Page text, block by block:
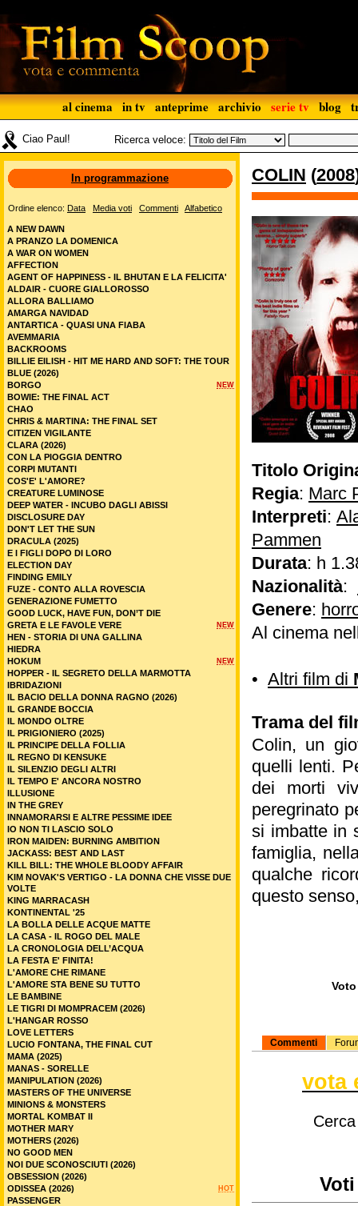
al cinema in tv anteprime archivio serie tv blog
Ciao Paul! Ricerca veloce:
COLIN (2008
Titolo
Regia: Marc
Interpreti:
Pammen
Durata: h
Nazionalità:
Genere:
Al cinema
• Altri film di
Trama del
Colin, un
quelli lenti.
dei morti
peregrinato
si imbatte in
famiglia,
qualche
questo
Commenti
vota
In programmazione
Ordine elenco: Data Media voti Commenti Alfabetico
A NEW DAWN
A PRANZO LA DOMENICA
A WAR ON WOMEN
AFFECTION
AGENT OF HAPPINESS - IL BHUTAN E LA FELICITA'
ALDAIR - CUORE GIALLOROSSO
ALLORA BALLIAMO
AMARGA NAVIDAD
ANTARTICA - QUASI UNA FIABA
AVEMMARIA
BACKROOMS
BILLIE EILISH - HIT ME HARD AND SOFT: THE TOUR
BLUE (2026)
NEW
BORGO
BOWIE: THE FINAL ACT
CHAO
CHRIS & MARTINA: THE FINAL SET
CITIZEN VIGILANTE
CLARA (2026)
CON LA PIOGGIA DENTRO
CORPI MUTANTI
COS'E' L'AMORE?
CREATURE LUMINOSE
DEEP WATER - INCUBO DAGLI ABISSI
DISCLOSURE DAY
DON'T LET THE SUN
DRACULA (2025)
E I FIGLI DOPO DI LORO
ELECTION DAY
FINDING EMILY
FUZE - CONTO ALLA ROVESCIA
GENERAZIONE FUMETTO
GOOD LUCK, HAVE FUN, DON’T DIE
NEW
GRETA E LE FAVOLE VERE
HEN - STORIA DI UNA GALLINA
HIEDRA
NEW
HOKUM
HOPPER - IL SEGRETO DELLA MARMOTTA
IBRIDAZIONI
IL BACIO DELLA DONNA RAGNO (2026)
IL GRANDE BOCCIA
IL MONDO OLTRE
IL PRIGIONIERO (2025)
IL PRINCIPE DELLA FOLLIA
IL REGNO DI KENSUKE
IL SILENZIO DEGLI ALTRI
IL TEMPO E' ANCORA NOSTRO
ILLUSIONE
IN THE GREY
INNAMORARSI E ALTRE PESSIME IDEE
IO NON TI LASCIO SOLO
IRON MAIDEN: BURNING AMBITION
JACKASS: BEST AND LAST
KILL BILL: THE WHOLE BLOODY AFFAIR
KIM NOVAK'S VERTIGO - LA DONNA CHE VISSE DUE
VOLTE
KING MARRACASH
KONTINENTAL '25
LA BOLLA DELLE ACQUE MATTE
LA CASA - IL ROGO DEL MALE
LA CRONOLOGIA DELL’ACQUA
LA FESTA E' FINITA!
L'AMORE CHE RIMANE
L'AMORE STA BENE SU TUTTO
LE BAMBINE
LE TIGRI DI MOMPRACEM (2026)
L'HANGAR ROSSO
LOVE LETTERS
LUCIO FONTANA, THE FINAL CUT
MAMA (2025)
MANAS - SORELLE
MANIPULATION (2026)
MASTERS OF THE UNIVERSE
MINIONS & MONSTERS
MORTAL KOMBAT II
MOTHER MARY
MOTHERS (2026)
NO GOOD MEN
NOI DUE SCONOSCIUTI (2026)
OBSESSION (2026)
HOT
ODISSEA (2026)
PASSENGER